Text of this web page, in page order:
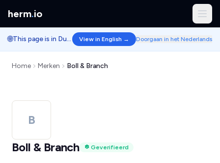
herm.io
🌐 This page is in Dutch. View in English → Doorgaan in het Nederlands
Home Merken Boll & Branch
B
Boll & Branch
Geverifieerd